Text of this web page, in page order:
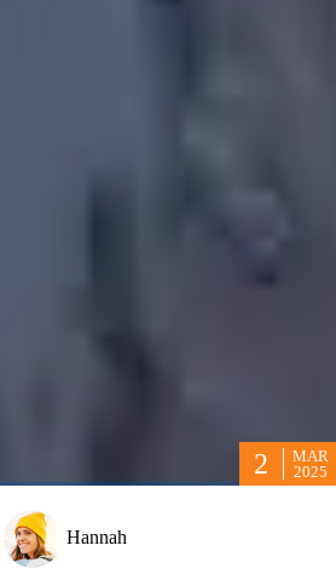
2
MAR
2025
Hannah